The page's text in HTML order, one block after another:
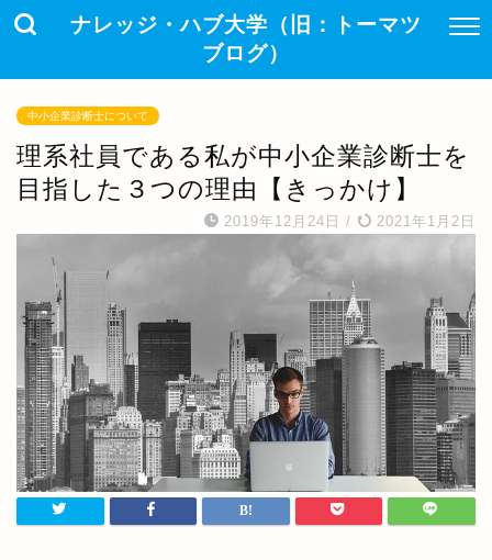
ナレッジ・ハブ大学（旧：トーマツ
ブログ）
中小企業診断士について
理系社員である私が中小企業診断士を
目指した３つの理由【きっかけ】
2019年12月24日 / 2021年1月2日